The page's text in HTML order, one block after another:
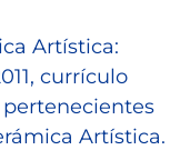
Artística:
currículo
Artística.